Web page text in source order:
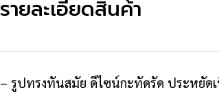
รายละเอียดสินค้า
– รูปทรงทันสมัย ดีไซน์กะทัดรัด ประหยัด